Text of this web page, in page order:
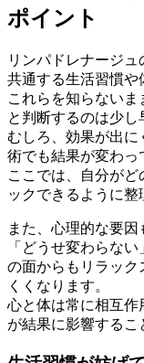
ポイント
リンパドレナージ
共通する生活習慣や
これらを知らないま
と判断するのは少し
むしろ、効果が出に
術でも結果が変わっ
ここでは、自分が
ックできるように整
また、心理的な要因
「どうせ変わらな
の面からもリラック
くくなります。
心と体は常に相互作
が結果に影響するこ